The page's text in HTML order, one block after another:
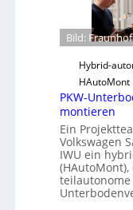
Bild:
Hybrid-
HAutoMont
PKW-
montieren
Ein
Volkswagen
IWU ein
teilautonome